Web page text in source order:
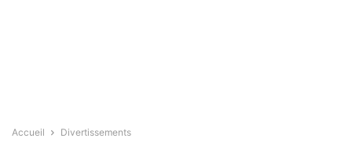
Accueil Divertissements